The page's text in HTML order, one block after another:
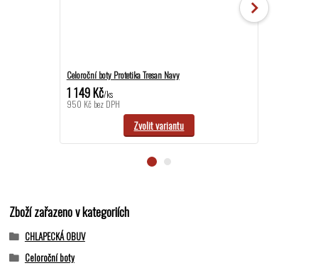
Celoroční boty Protetika Tresan Navy
1 149 Kč/ks
950 Kč bez DPH
Zvolit variantu
Zboží zařazeno v kategoriích
CHLAPECKÁ OBUV
Celoroční boty